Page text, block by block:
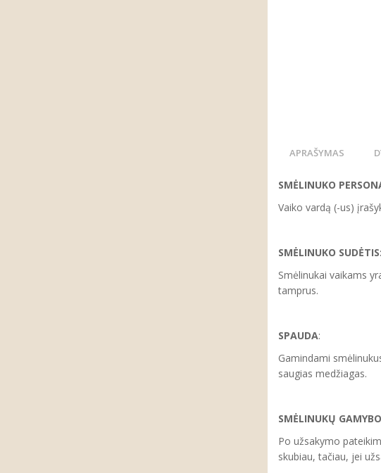
APRAŠYMAS
SMĖLINUKO
Vaiko vardą (-us)
SMĖLINUKO SUDĖTIS:
Smėlinukai vaikams
tamprus.
SPAUDA:
Gamindami
saugias medžiagas.
SMĖLINUKŲ
Po užsakymo
skubiau, tačiau, jei